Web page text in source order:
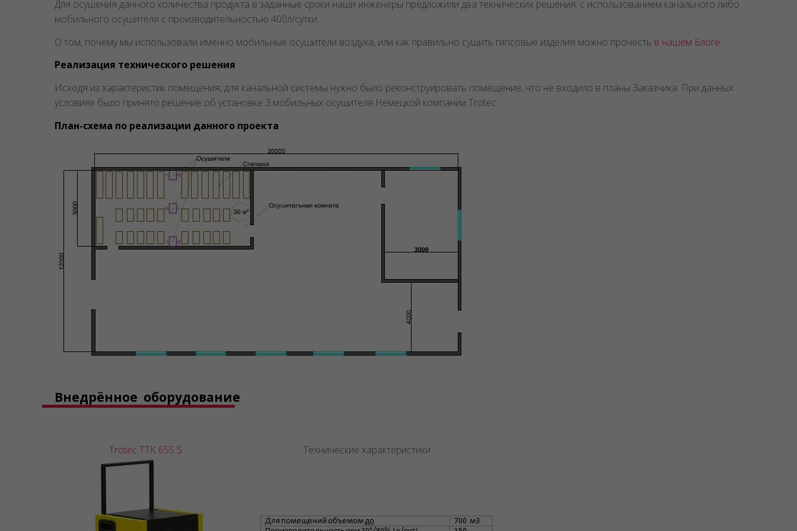
Для осушения данного количества продукта в заданные сроки наши инженеры предложили два технических решения: с использованием канального либо
мобильного осушителя с производительностью 400л/сутки.
О том, почему мы использовали именно мобильные осушители воздуха, или как правильно сушить гипсовые изделия можно прочесть в нашем Блоге.
Реализация технического решения
Исходя из характеристик помещения, для канальной системы нужно было реконструировать помещение, что не входило в планы Заказчика. При данных
условиях было принято решение об установке 3 мобильных осушителя Немецкой компании Trotec.
План-схема по реализации данного проекта
Внедрённое оборудование
Trotec TTK 655 S Технические характеристики